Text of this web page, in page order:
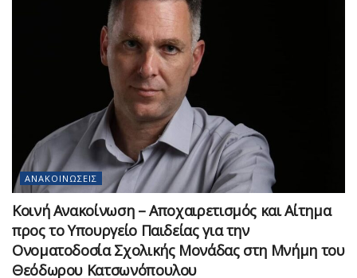
ΑΝΑΚΟΙΝΏΣΕΙΣ
Κοινή Ανακοίνωση – Αποχαιρετισμός και Αίτημα
προς το Υπουργείο Παιδείας για την
Ονοματοδοσία Σχολικής Μονάδας στη Μνήμη του
Θεόδωρου Κατσωνόπουλου